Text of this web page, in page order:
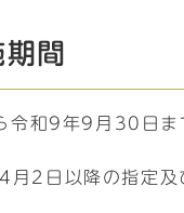
間
令和9年9月30日ま
2日以降の指定及